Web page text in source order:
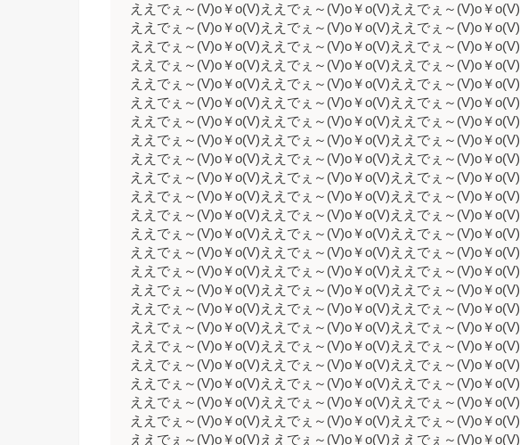
ええでぇ～(V)o￥o(V)ええでぇ～(V)o￥o(V)ええでぇ～(V)o￥o(V)
ええでぇ～(V)o￥o(V)ええでぇ～(V)o￥o(V)ええでぇ～(V)o￥o(V)
ええでぇ～(V)o￥o(V)ええでぇ～(V)o￥o(V)ええでぇ～(V)o￥o(V)
ええでぇ～(V)o￥o(V)ええでぇ～(V)o￥o(V)ええでぇ～(V)o￥o(V)
ええでぇ～(V)o￥o(V)ええでぇ～(V)o￥o(V)ええでぇ～(V)o￥o(V)
ええでぇ～(V)o￥o(V)ええでぇ～(V)o￥o(V)ええでぇ～(V)o￥o(V)
ええでぇ～(V)o￥o(V)ええでぇ～(V)o￥o(V)ええでぇ～(V)o￥o(V)
ええでぇ～(V)o￥o(V)ええでぇ～(V)o￥o(V)ええでぇ～(V)o￥o(V)
ええでぇ～(V)o￥o(V)ええでぇ～(V)o￥o(V)ええでぇ～(V)o￥o(V)
ええでぇ～(V)o￥o(V)ええでぇ～(V)o￥o(V)ええでぇ～(V)o￥o(V)
ええでぇ～(V)o￥o(V)ええでぇ～(V)o￥o(V)ええでぇ～(V)o￥o(V)
ええでぇ～(V)o￥o(V)ええでぇ～(V)o￥o(V)ええでぇ～(V)o￥o(V)
ええでぇ～(V)o￥o(V)ええでぇ～(V)o￥o(V)ええでぇ～(V)o￥o(V)
ええでぇ～(V)o￥o(V)ええでぇ～(V)o￥o(V)ええでぇ～(V)o￥o(V)
ええでぇ～(V)o￥o(V)ええでぇ～(V)o￥o(V)ええでぇ～(V)o￥o(V)
ええでぇ～(V)o￥o(V)ええでぇ～(V)o￥o(V)ええでぇ～(V)o￥o(V)
ええでぇ～(V)o￥o(V)ええでぇ～(V)o￥o(V)ええでぇ～(V)o￥o(V)
ええでぇ～(V)o￥o(V)ええでぇ～(V)o￥o(V)ええでぇ～(V)o￥o(V)
ええでぇ～(V)o￥o(V)ええでぇ～(V)o￥o(V)ええでぇ～(V)o￥o(V)
ええでぇ～(V)o￥o(V)ええでぇ～(V)o￥o(V)ええでぇ～(V)o￥o(V)
ええでぇ～(V)o￥o(V)ええでぇ～(V)o￥o(V)ええでぇ～(V)o￥o(V)
ええでぇ～(V)o￥o(V)ええでぇ～(V)o￥o(V)ええでぇ～(V)o￥o(V)
ええでぇ～(V)o￥o(V)ええでぇ～(V)o￥o(V)ええでぇ～(V)o￥o(V)
ええでぇ～(V)o￥o(V)ええでぇ～(V)o￥o(V)ええでぇ～(V)o￥o(V)